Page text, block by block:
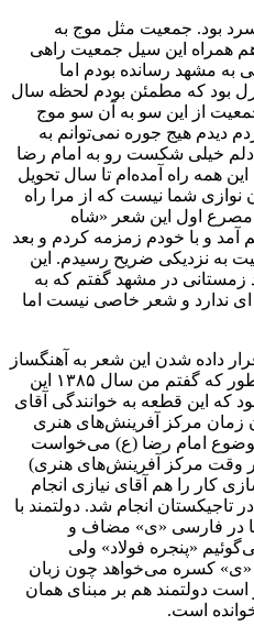
بود. جمعیت مثل موج به
همراه این سیل جمعیت راهی
مشهد رسانده بودم اما
بود که مطمئن بودم لحظه سال
از این سو به آن سو موج
دیدم هیج جوره نمی‌توانم به
دلم خیلی شکست رو به امام رضا
همه راه آمده‌ام تا سال تحویل
نوازی شما نیست که از مرا راه
مصرع اول این شعر «شاه
آمد و با خودم زمزمه کردم و بعد
به نزدیکی ضریح رسیدم. این
در مشهد گفتم که به
ای ندارد و شعر خاصی نیست اما
داده شدن این شعر به آهنگساز
و دولتمند خالف بیان کرد: همان طور که گفتم من سال ۱۳۸۵ این
را سرودم و در سال ۱۳۹۰ بود که این قطعه به خوانندگی آقای
زمان مرکز آفرینش‌های هنری
امام رضا (ع) می‌خواست
وقت مرکز آفرینش‌های هنری)
کار را هم آقای نیازی انجام
تاجیکستان انجام شد. دولتمند با
در فارسی «ی» مضاف و
«پنجره فولاد» ولی
کسره می‌خواهد چون زبان
دولتمند هم بر مبنای همان
است.